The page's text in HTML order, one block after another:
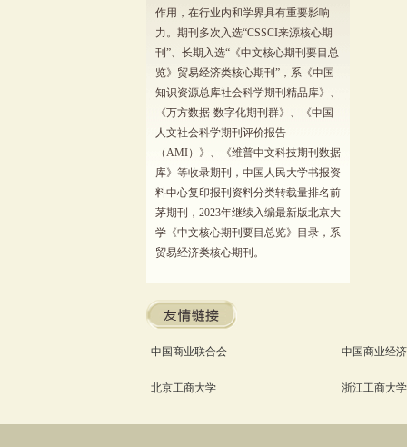
作用，在行业内和学界具有重要影响
力。期刊多次入选“CSSCI来源核心期
刊”、长期入选“《中文核心期刊要目总
览》贸易经济类核心期刊”，系《中国
知识资源总库社会科学期刊精品库》、
《万方数据-数字化期刊群》、《中国
人文社会科学期刊评价报告
（AMI）》、《维普中文科技期刊数据
库》等收录期刊，中国人民大学书报资
料中心复印报刊资料分类转载量排名前
茅期刊，2023年继续入编最新版北京大
学《中文核心期刊要目总览》目录，系
贸易经济类核心期刊。
中国商业联合会 中国商业经
北京工商大学 浙江工商大学